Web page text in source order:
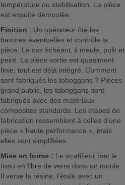
température ou stabilisation. La pièce
est ensuite démoulée.
Finition : Un opérateur ôte les
bavures éventuelles et contrôle la
pièce. Le cas échéant, il meule, polit et
peint. La pièce sortie est quasiment
finie, tout est déjà intégré. Comment
sont fabriqués les toboggans ? Pièces
grand public, les toboggans sont
fabriqués avec des matériaux
composites standards. Les étapes de
fabrication ressemblent à celles d’une
pièce « haute performance », mais
elles sont simplifiées.
Mise en forme : Le stratifieur met le
tissu en fibre de verre dans un moule.
Il verse la résine, l’étale avec un